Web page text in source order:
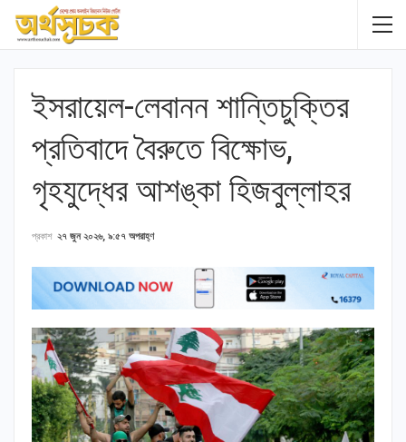
ইসরায়েল-লেবানন শান্তিচুক্তির
প্রতিবাদে বৈরুতে বিক্ষোভ,
গৃহযুদ্ধের আশঙ্কা হিজবুল্লাহর
প্রকাশ ২৭ জুন ২০২৬, ৯:৫৭ অপরাহ্ণ